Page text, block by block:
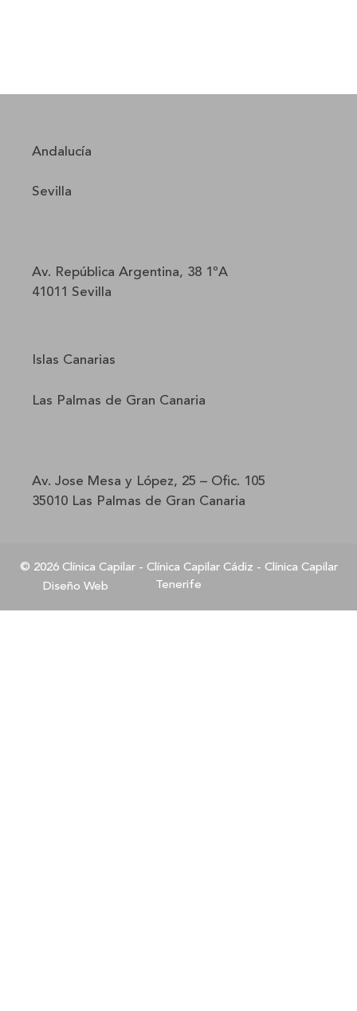
Andalucía
Sevilla
Av. República Argentina, 38 1ºA
41011 Sevilla
Islas Canarias
Las Palmas de Gran Canaria
Av. Jose Mesa y López, 25 – Ofic. 105
35010 Las Palmas de Gran Canaria
© 2026 Clínica Capilar - Clínica Capilar Cádiz - Clínica Capilar
Tenerife
Diseño Web